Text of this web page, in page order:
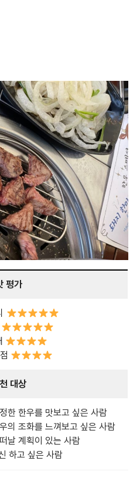
평가
대상
한 한우를 맛보고 싶은 사람
의 조화를 느껴보고 싶은 사람
날 계획이 있는 사람
하고 싶은 사람